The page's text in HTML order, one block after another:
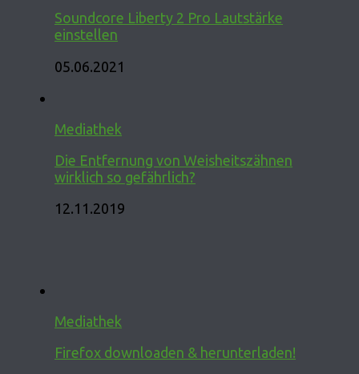
Soundcore Liberty 2 Pro Lautstärke
einstellen
05.06.2021
Mediathek
Die Entfernung von Weisheitszähnen
wirklich so gefährlich?
12.11.2019
Mediathek
Firefox downloaden & herunterladen!